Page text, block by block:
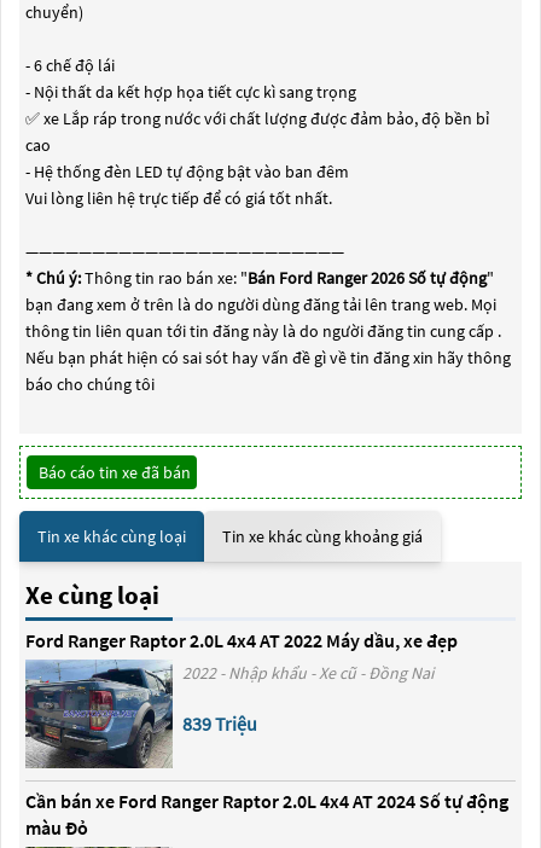
chuyển)
- 6 chế độ lái
- Nội thất da kết hợp họa tiết cực kì sang trọng
✅ xe Lắp ráp trong nước với chất lượng được đảm bảo, độ bền bỉ
cao
- Hệ thống đèn LED tự động bật vào ban đêm
Vui lòng liên hệ trực tiếp để có giá tốt nhất.
————————————————————————
* Chú ý:Thông tin rao bán xe: "Bán Ford Ranger 2026 Số tự động"
bạn đang xem ở trên là do người dùng đăng tải lên trang web. Mọi
thông tin liên quan tới tin đăng này là do người đăng tin cung cấp .
Nếu bạn phát hiện có sai sót hay vấn đề gì về tin đăng xin hãy thông
báo cho chúng tôi
Báo cáo tin xe đã bán
Tin xe khác cùng loại Tin xe khác cùng khoảng giá
Xe cùng loại
Ford Ranger Raptor 2.0L 4x4 AT 2022 Máy dầu, xe đẹp
2022 - Nhập khẩu - Xe cũ - Đồng Nai
839 Triệu
Cần bán xe Ford Ranger Raptor 2.0L 4x4 AT 2024 Số tự động
màu Đỏ